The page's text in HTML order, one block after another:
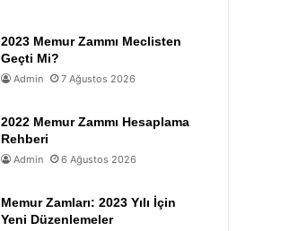
2023 Memur Zammı Meclisten
Geçti Mi?
Admin 7 Ağustos 2026
2022 Memur Zammı Hesaplama
Rehberi
Admin 6 Ağustos 2026
Memur Zamları: 2023 Yılı İçin
Yeni Düzenlemeler